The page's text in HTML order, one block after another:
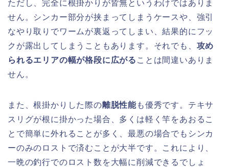
ただし、完全に根掛かりが皆無というわけではありま
せん。シンカー部分が挟まってしまうケースや、強引
なやり取りでワームが裏返ってしまい、結果的にフッ
クが露出してしまうこともあります。それでも、 攻め
られるエリアの幅が格段に広がる ことは間違いありま
せん。
また、根掛かりした際の離脱性能も優秀です。テキサ
スリグが根に掛かった場合、多くは軽く竿をあおるこ
とで簡単に外れることが多く、最悪の場合でもシンカ
ーのみのロストで済むことが大半です。これにより、
一晩の釣行でのロスト数を大幅に削減できるでしょ